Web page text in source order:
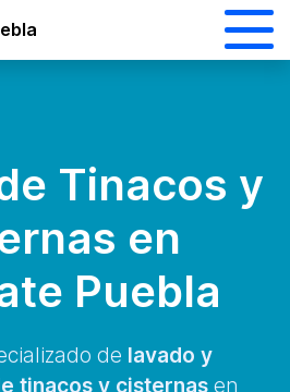
Tinacos y
en
Puebla
de lavado y
tinacos y cisternas en